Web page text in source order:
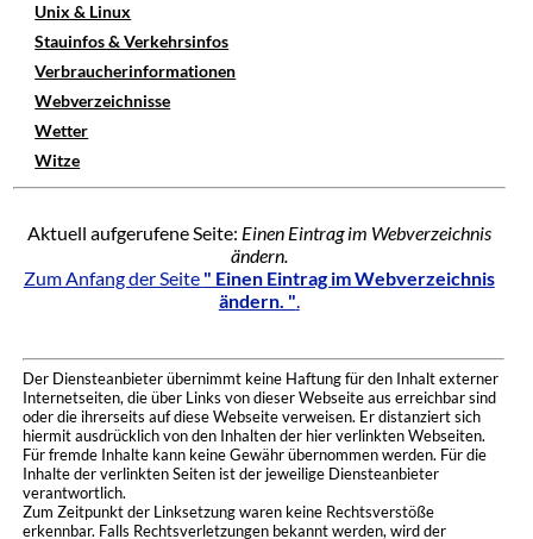
Unix & Linux
Stauinfos & Verkehrsinfos
Verbraucherinformationen
Webverzeichnisse
Wetter
Witze
Aktuell aufgerufene Seite: Einen Eintrag im Webverzeichnis
ändern.
Zum Anfang der Seite " Einen Eintrag im Webverzeichnis
ändern. ".
Der Diensteanbieter übernimmt keine Haftung für den Inhalt externer
Internetseiten, die über Links von dieser Webseite aus erreichbar sind
oder die ihrerseits auf diese Webseite verweisen. Er distanziert sich
hiermit ausdrücklich von den Inhalten der hier verlinkten Webseiten.
Für fremde Inhalte kann keine Gewähr übernommen werden. Für die
Inhalte der verlinkten Seiten ist der jeweilige Diensteanbieter
verantwortlich.
Zum Zeitpunkt der Linksetzung waren keine Rechtsverstöße
erkennbar. Falls Rechtsverletzungen bekannt werden, wird der